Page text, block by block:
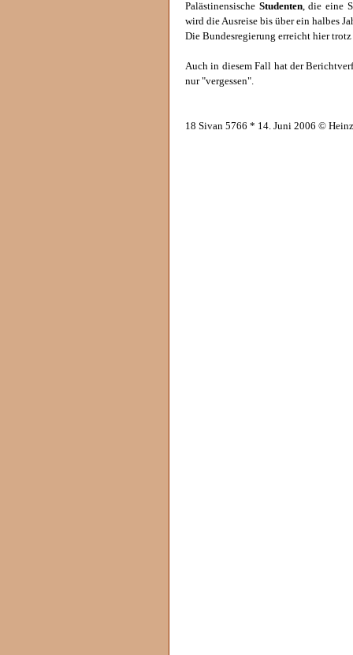
Palästinensische Studenten, die eine
wird die Ausreise bis über ein halbes
Die Bundesregierung erreicht hier
Auch in diesem Fall hat der
nur "vergessen".
18 Sivan 5766 * 14. Juni 2006 ©